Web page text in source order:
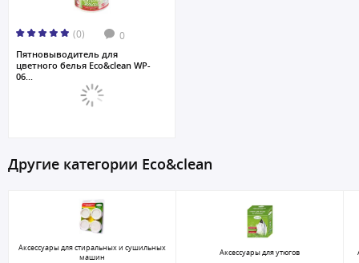
(0) 0
Пятновыводитель для
цветного белья Eco&clean WP-
06...
Другие категории Eco&clean
Аксессуары для стиральных и сушильных
машин
Аксессуары для утюгов